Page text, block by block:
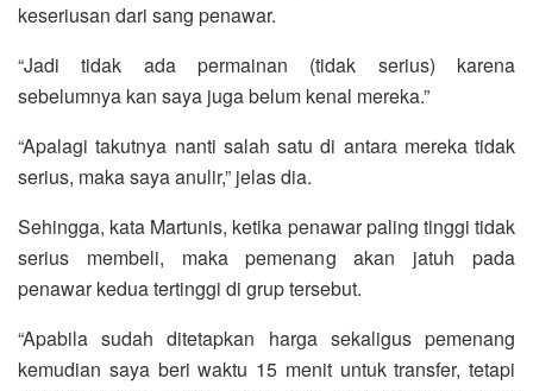
keseriusan dari sang penawar.
“Jadi tidak ada permainan (tidak serius) karena
sebelumnya kan saya juga belum kenal mereka.”
“Apalagi takutnya nanti salah satu di antara mereka tidak
serius, maka saya anulir,” jelas dia.
Sehingga, kata Martunis, ketika penawar paling tinggi tidak
serius membeli, maka pemenang akan jatuh pada
penawar kedua tertinggi di grup tersebut.
“Apabila sudah ditetapkan harga sekaligus pemenang
kemudian saya beri waktu 15 menit untuk transfer, tetapi